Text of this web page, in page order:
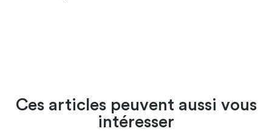
Ces articles peuvent aussi vous
intéresser